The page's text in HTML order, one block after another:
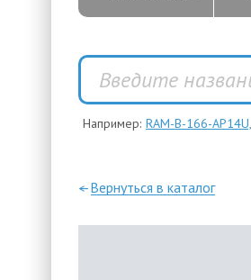
Например: RAM-B-166-
—Вернуться в каталог